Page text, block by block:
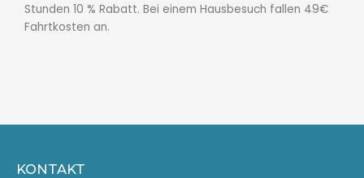
Stunden 10 % Rabatt. Bei einem Hausbesuch fallen 49€
Fahrtkosten an.
KONTAKT